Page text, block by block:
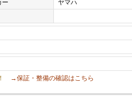
ー
ヤマハ
→保証・整備の確認はこちら